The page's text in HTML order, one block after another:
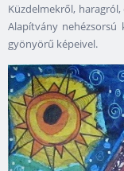
Küzdelmekről,
Alapítvány nehézsorsú
gyönyörű képeivel.